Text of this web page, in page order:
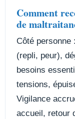
Comment
de
Côté personne
(repli, peur),
besoins
tensions,
Vigilance
accueil, retour